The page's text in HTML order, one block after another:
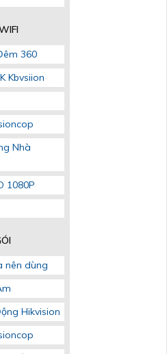
360
Kbvsiion
Nhà
1080P
nên dùng
Hikvision